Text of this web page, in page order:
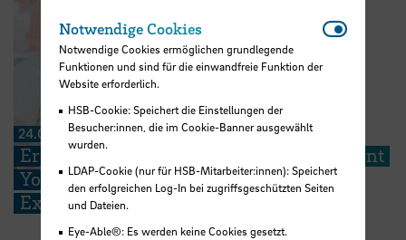
24.07.2026
Erfolg in Florenz: HSB-Doktorand gewinnt
Young Scientist Award der Society for
Experimental Biology
Notwendige Cookies
Notwendige Cookies ermöglichen grundlegende
Funktionen und sind für die einwandfreie Funktion der
Website erforderlich.
HSB-Cookie: Speichert die Einstellungen der
Besucher:innen, die im Cookie-Banner ausgewählt
wurden.
LDAP-Cookie (nur für HSB-Mitarbeiter:innen): Speichert
den erfolgreichen Log-In bei zugriffsgeschützten Seiten
und Dateien.
Eye-Able®: Es werden keine Cookies gesetzt.